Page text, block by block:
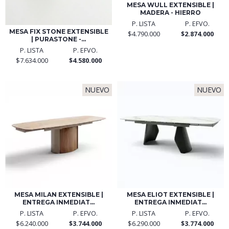
MESA FIX STONE EXTENSIBLE
| PURASTONE -...
P. LISTA
$7.634.000
P. EFVO.
$4.580.000
MESA WULL EXTENSIBLE |
MADERA - HIERRO
P. LISTA
$4.790.000
P. EFVO.
$2.874.000
NUEVO
MESA MILAN EXTENSIBLE |
ENTREGA INMEDIAT...
P. LISTA
$6.240.000
P. EFVO.
$3.744.000
NUEVO
MESA ELIOT EXTENSIBLE |
ENTREGA INMEDIAT...
P. LISTA
$6.290.000
P. EFVO.
$3.774.000